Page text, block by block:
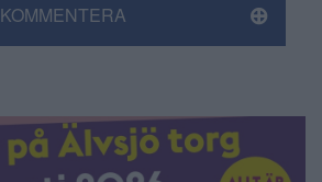
KOMMENTERA